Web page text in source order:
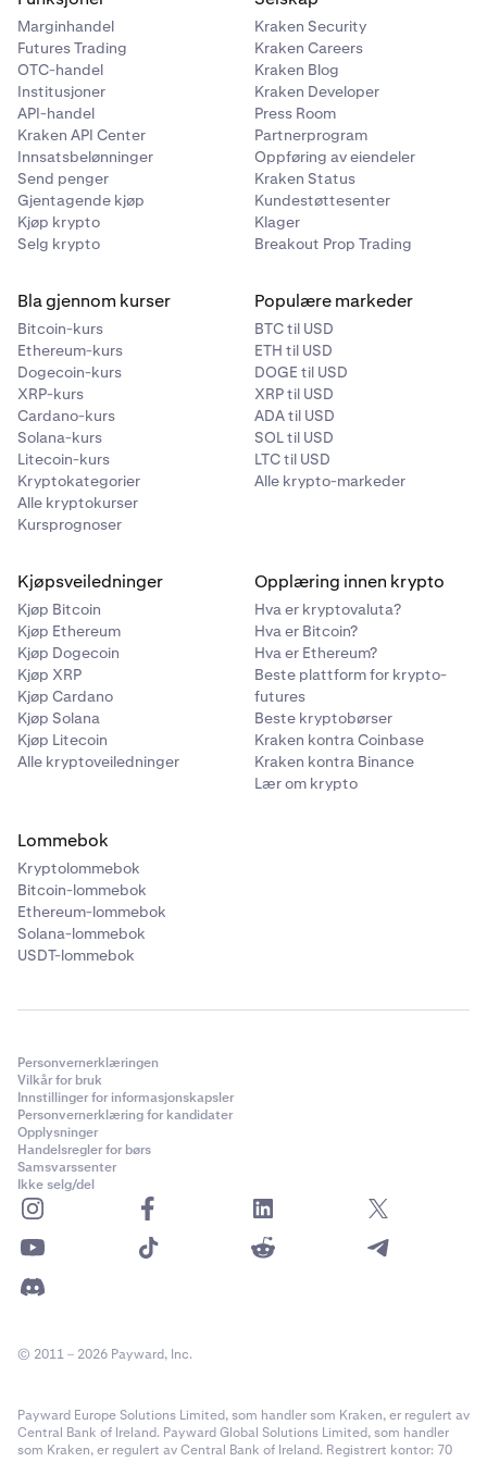
Eksempel 2:
Du åpner en lang posisjon ved å kjøpe 5 ETH
til 3 000 $ hver.
Nominell verdi: 5 x 3 000 $ = 15 000 $
Gebyr for å åpne: 15 000 $ x 0,0004 = 6,00 $
Gebyr for å lukke: 6,00 $
Totalt tur-retur-gebyr: 12,00 $
Marginhandel
Futures Trading
OTC-handel
Institusjoner
API-handel
Kraken API Center
Innsatsbelønninger
Send penger
Gjentagende kjøp
Kjøp krypto
Selg krypto
Kraken Security
Kraken Careers
Kraken Blog
Kraken Developer
Press Room
Partnerprogram
Oppføring av eiendeler
Kraken Status
Kundestøttesenter
Klager
Breakout Prop Trading
Bla gjennom kurser
Bitcoin-kurs
Ethereum-kurs
Dogecoin-kurs
XRP-kurs
Cardano-kurs
Solana-kurs
Litecoin-kurs
Kryptokategorier
Alle kryptokurser
Kursprognoser
Populære markeder
BTC til USD
ETH til USD
DOGE til USD
XRP til USD
ADA til USD
SOL til USD
LTC til USD
Alle krypto-markeder
Kjøpsveiledninger
Kjøp Bitcoin
Kjøp Ethereum
Kjøp Dogecoin
Kjøp XRP
Kjøp Cardano
Kjøp Solana
Kjøp Litecoin
Alle kryptoveiledninger
Opplæring innen krypto
Hva er kryptovaluta?
Hva er Bitcoin?
Hva er Ethereum?
Beste plattform for krypto-
futures
Beste kryptobørser
Kraken kontra Coinbase
Kraken kontra Binance
Lær om krypto
Lommebok
Kryptolommebok
Bitcoin-lommebok
Ethereum-lommebok
Solana-lommebok
USDT-lommebok
Personvernerklæringen
Vilkår for bruk
Innstillinger for informasjonskapsler
Personvernerklæring for kandidater
Opplysninger
Handelsregler for børs
Samsvarssenter
Ikke selg/del
© 2011 – 2026 Payward, Inc.
Payward Europe Solutions Limited, som handler som Kraken, er regulert av
Central Bank of Ireland. Payward Global Solutions Limited, som handler
som Kraken, er regulert av Central Bank of Ireland. Registrert kontor: 70